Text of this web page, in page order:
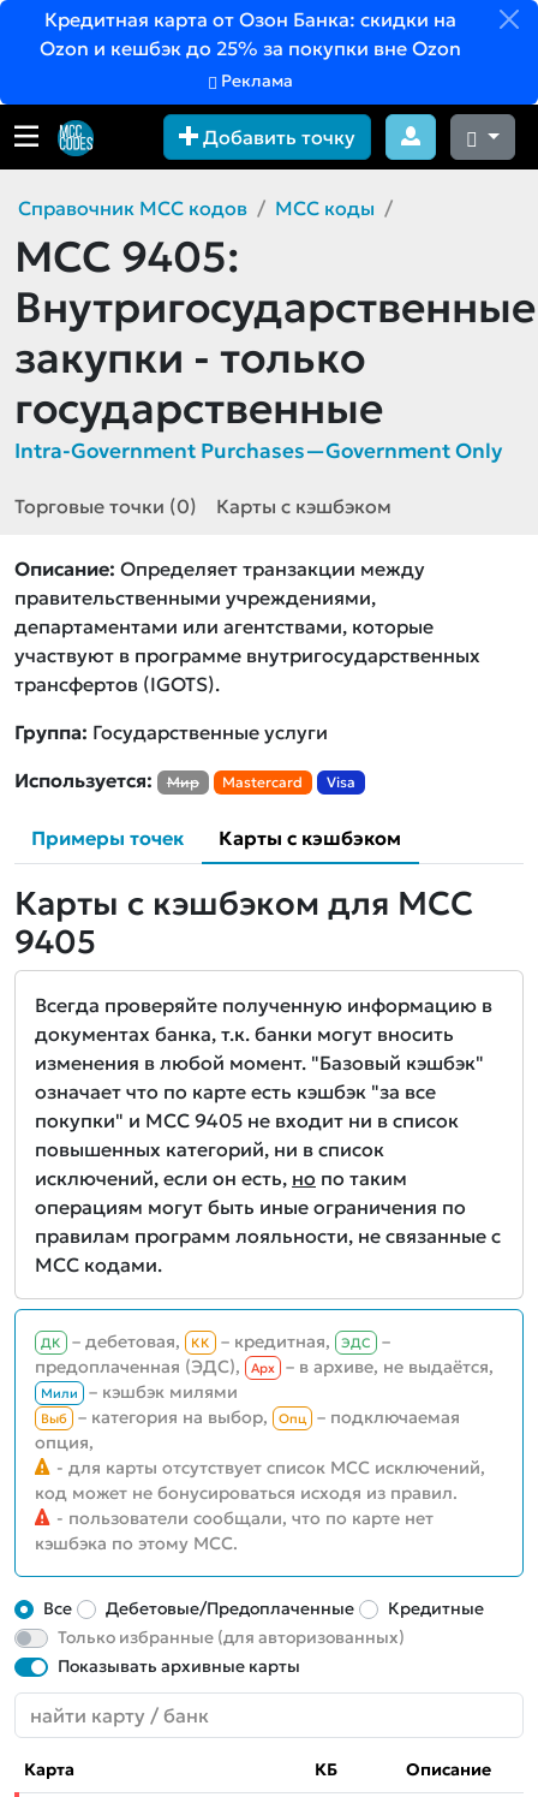
Кредитная карта от Озон Банка: скидки на
Ozon и кешбэк до 25% за покупки вне Ozon
Реклама
Добавить точку
Справочник MCC кодов MCC коды
MCC 9405:
Внутригосударственные
закупки - только
государственные
Intra-Government Purchases—Government Only
Торговые точки (0) Карты с кэшбэком
Описание: Определяет транзакции между
правительственными учреждениями,
департаментами или агентствами, которые
участвуют в программе внутригосударственных
трансфертов (IGOTS).
Группа: Государственные услуги
Используется:
Мир Mastercard Visa
Примеры точек Карты с кэшбэком
Карты с кэшбэком для MCC
9405
Всегда проверяйте полученную информацию в
документах банка, т.к. банки могут вносить
изменения в любой момент. "Базовый кэшбэк"
означает что по карте есть кэшбэк "за все
покупки" и MCC 9405 не входит ни в список
повышенных категорий, ни в список
исключений, если он есть, но по таким
операциям могут быть иные ограничения по
правилам программ лояльности, не связанные с
MCC кодами.
ДК – дебетовая, КК – кредитная, ЭДС
–
предоплаченная (ЭДС),
Aрх – в архиве, не выдаётся,
Мили – кэшбэк милями
Выб – категория на выбор, Опц
– подключаемая
опция,
- для карты отсутствует список MCC исключений,
код может не бонусироваться исходя из правил.
- пользователи сообщали, что по карте нет
кэшбэка по этому MCC.
Все Дебетовые/Предоплаченные
Кредитные
Только избранные (для авторизованных)
Показывать архивные карты
Карта КБ Описание